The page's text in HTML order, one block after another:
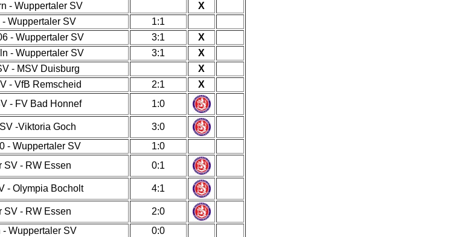
- Wuppertaler SV
X
Wuppertaler SV
1:1
- Wuppertaler SV 3:1
X
- Wuppertaler SV 3:1
X
- MSV Duisburg
X
- VfB Remscheid 2:1
X
- FV Bad Honnef 1:0
-Viktoria Goch
3:0
- Wuppertaler SV
1:0
SV - RW Essen 0:1
- Olympia Bocholt 4:1
SV - RW Essen
2:0
- Wuppertaler SV
0:0